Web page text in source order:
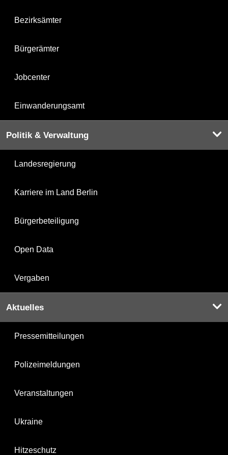
Bezirksämter
Bürgerämter
Jobcenter
Einwanderungsamt
Politik & Verwaltung
Landesregierung
Karriere im Land Berlin
Bürgerbeteiligung
Open Data
Vergaben
Aktuelles
Pressemitteilungen
Polizeimeldungen
Veranstaltungen
Ukraine
Hitzeschutz